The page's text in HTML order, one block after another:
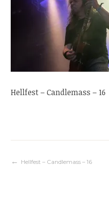
Hellfest – Candlemass – 16
Navigation
Hellfest – Candlemass – 16